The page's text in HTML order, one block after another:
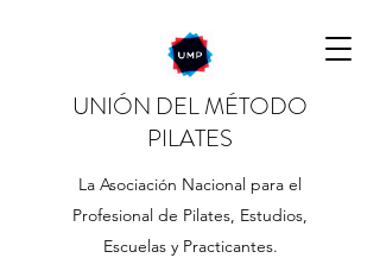
UNIÓN DEL MÉTODO
PILATES
La Asociación Nacional para el
Profesional de Pilates, Estudios,
Escuelas y Practicantes.